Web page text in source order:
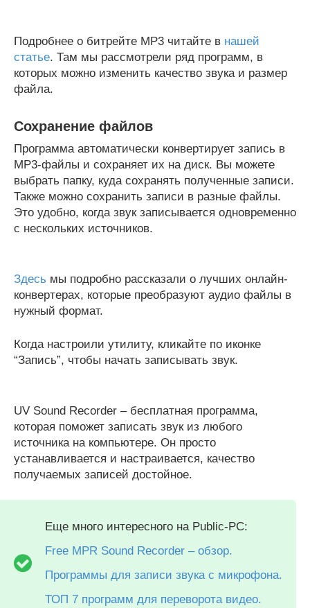
Подробнее о битрейте MP3 читайте в нашей
статье. Там мы рассмотрели ряд программ, в
которых можно изменить качество звука и размер
файла.
Сохранение файлов
Программа автоматически конвертирует запись в
MP3-файлы и сохраняет их на диск. Вы можете
выбрать папку, куда сохранять полученные записи.
Также можно сохранить записи в разные файлы.
Это удобно, когда звук записывается одновременно
с нескольких источников.
Здесь мы подробно рассказали о лучших онлайн-
конвертерах, которые преобразуют аудио файлы в
нужный формат.
Когда настроили утилиту, кликайте по иконке
“Запись”, чтобы начать записывать звук.
UV Sound Recorder – бесплатная программа,
которая поможет записать звук из любого
источника на компьютере. Он просто
устанавливается и настраивается, качество
получаемых записей достойное.
Еще много интересного на Public-PC:
Free MPR Sound Recorder – обзор.
Программы для записи звука с микрофона.
ТОП 7 программ для переворота видео.